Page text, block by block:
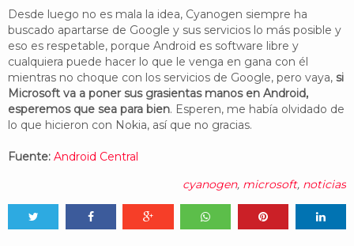
Desde luego no es mala la idea, Cyanogen siempre ha
buscado apartarse de Google y sus servicios lo más posible y
eso es respetable, porque Android es software libre y
cualquiera puede hacer lo que le venga en gana con él
mientras no choque con los servicios de Google, pero vaya, si
Microsoft va a poner sus grasientas manos en Android,
esperemos que sea para bien. Esperen, me había olvidado de
lo que hicieron con Nokia, así que no gracias.
Fuente: Android Central
cyanogen, microsoft, noticias